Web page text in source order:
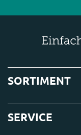
SORTIMENT
SERVICE